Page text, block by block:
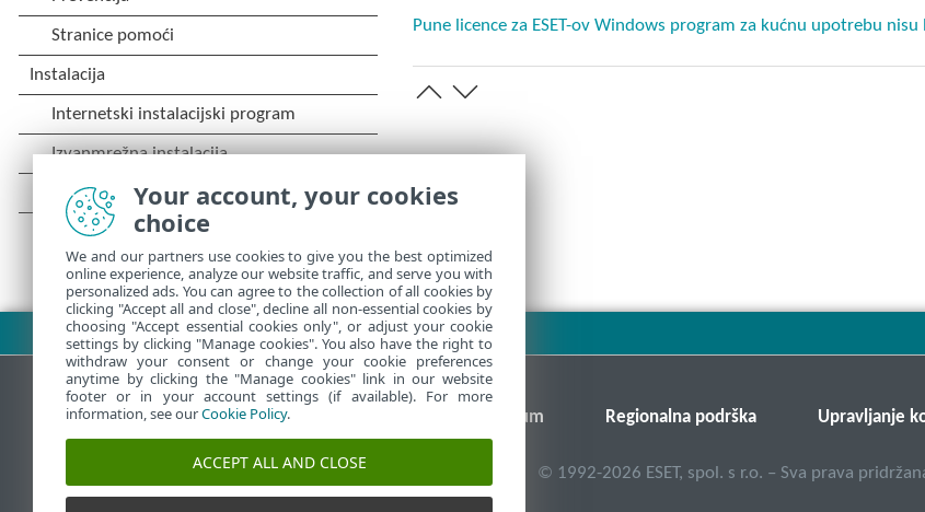
Pune licence za ESET-ov Windows program za kućnu upotrebu nisu
Preuzmite PDF
ESET-ova baza znanja ESET-ov forum Regionalna podrška Upravljanje
© 1992-2026 ESET, spol. s r.o. – Sva prava
Your account, your cookies
choice
We and our partners use cookies to give you the best optimized
online experience, analyze our website traffic, and serve you with
personalized ads. You can agree to the collection of all cookies by
clicking "Accept all and close", decline all non-essential cookies by
choosing "Accept essential cookies only", or adjust your cookie
settings by clicking "Manage cookies". You also have the right to
withdraw your consent or change your cookie preferences
anytime by clicking the "Manage cookies" link in our website
footer or in your account settings (if available). For more
information, see ourCookie Policy.
ACCEPT ALL AND CLOSE